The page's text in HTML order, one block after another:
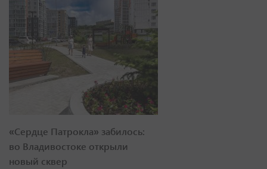
«Сердце Патрокла» забилось:
во Владивостоке открыли
новый сквер